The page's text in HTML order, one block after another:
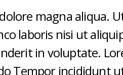
magna aliqua.
laboris nisi ut
in voluptate.
Tempor incididunt